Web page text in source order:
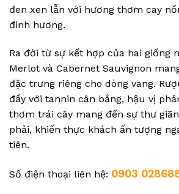
đen xen lẫn với hương thơm cay
đinh hương.
Ra đời từ sự kết hợp của hai giống
Merlot và Cabernet Sauvignon
đặc trưng riêng cho dòng vang.
đầy với tannin cân bằng, hậu vị
thơm trái cây mang đến sự thư
phải, khiến thực khách ấn tượng
tiên.
Số điện thoại liên hệ: 0903